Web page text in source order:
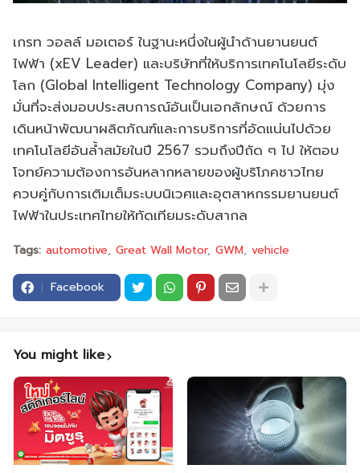
เกรท วอลล์ มอเตอร์ ในฐานะหนึ่งในผู้นำด้านยานยนต์
ไฟฟ้า (xEV Leader) และบริษัทที่ให้บริการเทคโนโลยีระดับ
โลก (Global Intelligent Technology Company) มุ่ง
มั่นที่จะส่งมอบประสบการณ์อันเป็นเอกลักษณ์ ด้วยการ
เดินหน้าพัฒนาผลิตภัณฑ์และการบริการที่อัดแน่นไปด้วย
เทคโนโลยีอันล้ำสมัยในปี 2567 รวมถึงปีถัด ๆ ไป ให้ตอบ
โจทย์ความต้องการอันหลากหลายของผู้บริโภคชาวไทย
ควบคู่กับการเติมเต็มระบบนิเวศและอุตสาหกรรมยานยนต์
ไฟฟ้าในประเทศไทยให้ทัดเทียมระดับสากล
Tags: automotive Great Wall Motor GWM vehicle
Facebook
You might like